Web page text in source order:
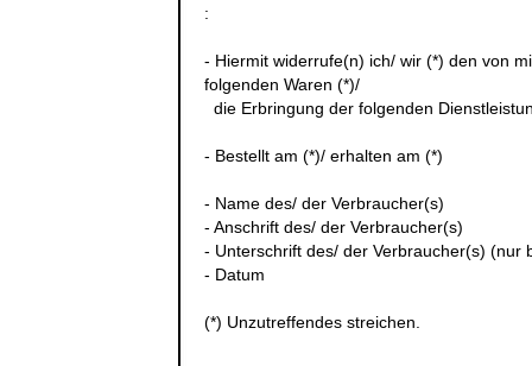
:
- Hiermit widerrufe(n) ich/ wir (*) den von
folgenden Waren (*)/
die Erbringung der folgenden
- Bestellt am (*)/ erhalten am (*)
- Name des/ der Verbraucher(s)
- Anschrift des/ der Verbraucher(s)
- Unterschrift des/ der Verbraucher(s) (nur
- Datum
(*) Unzutreffendes streichen.